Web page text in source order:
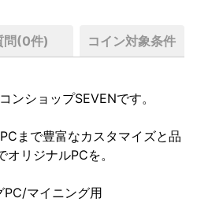
問(0件) コイン対象条件
ンショップSEVENです。
まで豊富なカスタマイズと品
リジナルPCを。
マイニング用